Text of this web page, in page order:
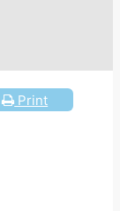
Print